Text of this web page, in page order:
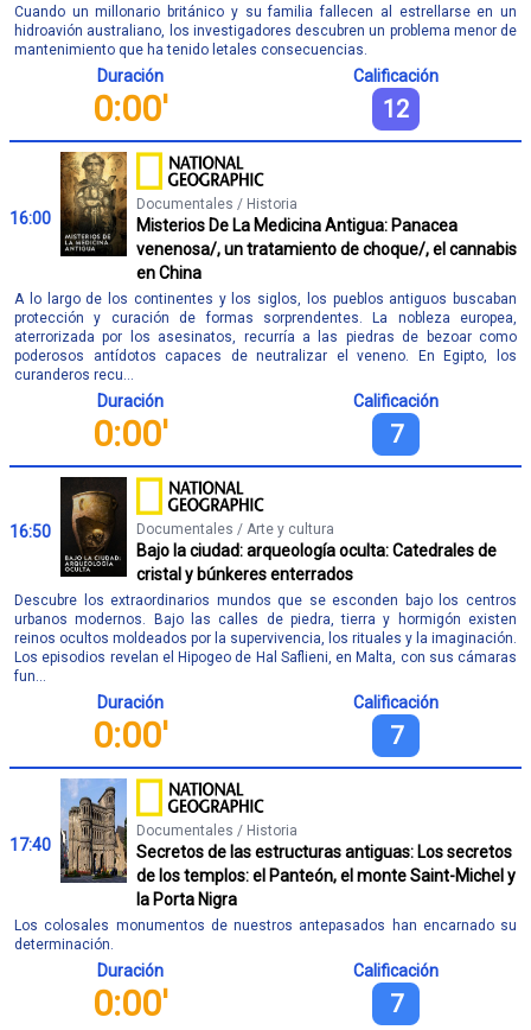
Cuando un millonario británico y su familia fallecen al estrellarse en un
hidroavión australiano, los investigadores descubren un problema menor de
mantenimiento que ha tenido letales consecuencias.
Duración
0:00'
Calificación
12
16:00
Documentales / Historia
Misterios De La Medicina Antigua: Panacea
venenosa/, un tratamiento de choque/, el cannabis
en China
A lo largo de los continentes y los siglos, los pueblos antiguos buscaban
protección y curación de formas sorprendentes. La nobleza europea,
aterrorizada por los asesinatos, recurría a las piedras de bezoar como
poderosos antídotos capaces de neutralizar el veneno. En Egipto, los
curanderos recu...
Duración
0:00'
Calificación
7
16:50 Documentales / Arte y cultura
Bajo la ciudad: arqueología oculta: Catedrales de
cristal y búnkeres enterrados
Descubre los extraordinarios mundos que se esconden bajo los centros
urbanos modernos. Bajo las calles de piedra, tierra y hormigón existen
reinos ocultos moldeados por la supervivencia, los rituales y la imaginación.
Los episodios revelan el Hipogeo de Hal Saflieni, en Malta, con sus cámaras
fun...
Duración
0:00'
Calificación
7
17:40
Documentales / Historia
Secretos de las estructuras antiguas: Los secretos
de los templos: el Panteón, el monte Saint-Michel y
la Porta Nigra
Los colosales monumentos de nuestros antepasados han encarnado su
determinación.
Duración
0:00'
Calificación
7